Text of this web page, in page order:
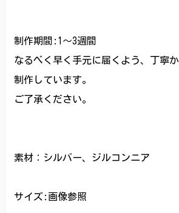
制作期間:1〜3週間
なるべく早く手元に届くよう、丁寧
制作しています。
ご了承ください。
素材：シルバー、ジルコンニア
サイズ:画像参照